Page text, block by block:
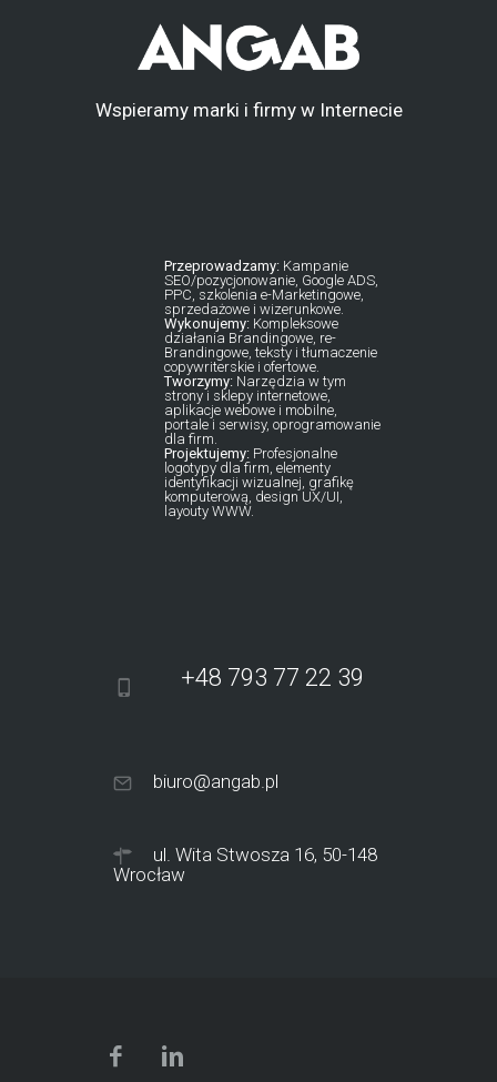
Wspieramy marki i firmy w Internecie
Przeprowadzamy: Kampanie
SEO/pozycjonowanie, Google ADS,
PPC, szkolenia e-Marketingowe,
sprzedażowe i wizerunkowe.
Wykonujemy: Kompleksowe
działania Brandingowe, re-
Brandingowe, teksty i tłumaczenie
copywriterskie i ofertowe.
Tworzymy: Narzędzia w tym
strony i sklepy internetowe,
aplikacje webowe i mobilne,
portale i serwisy, oprogramowanie
dla firm.
Projektujemy: Profesjonalne
logotypy dla firm, elementy
identyfikacji wizualnej, grafikę
komputerową, design UX/UI,
layouty WWW.
+48 793 77 22 39
biuro@angab.pl
ul. Wita Stwosza 16, 50-148
Wrocław